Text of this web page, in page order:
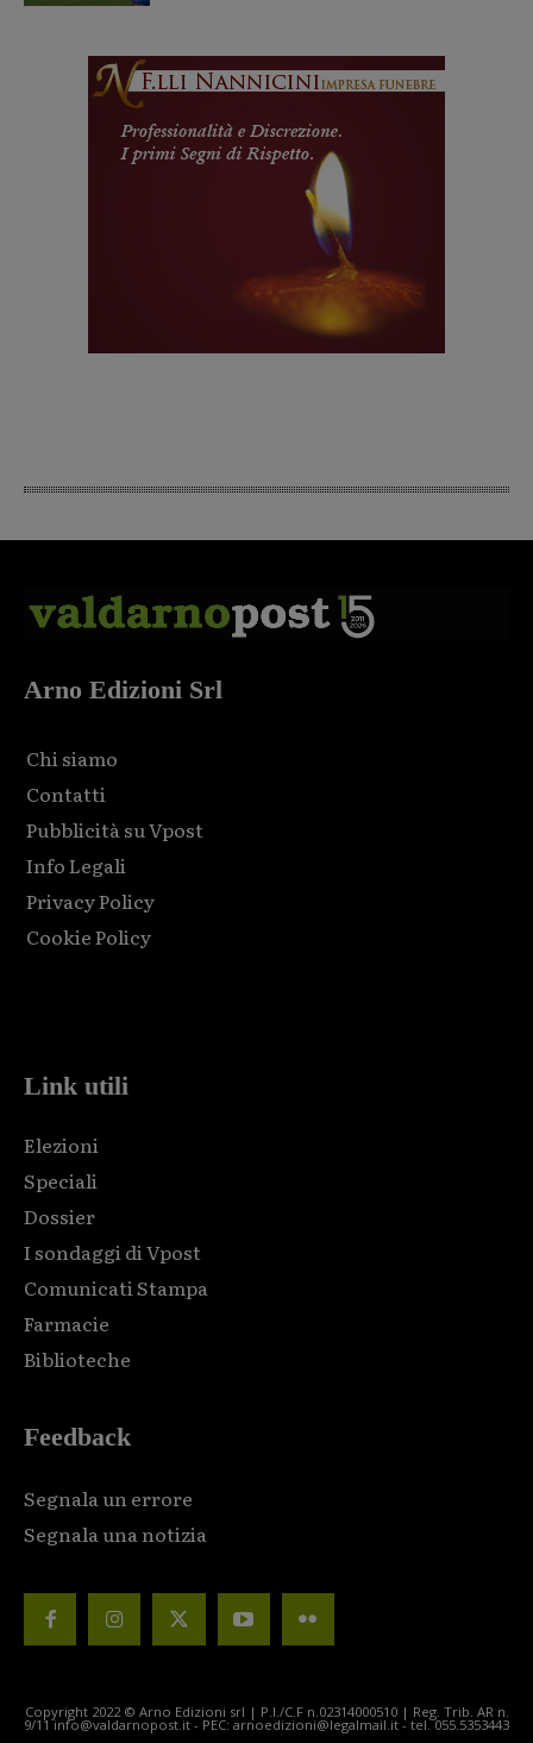
Arno Edizioni Srl
Chi siamo
Contatti
Pubblicità su Vpost
Info Legali
Privacy Policy
Cookie Policy
Link utili
Elezioni
Speciali
Dossier
I sondaggi di Vpost
Comunicati Stampa
Farmacie
Biblioteche
Feedback
Segnala un errore
Segnala una notizia
Copyright 2022 © Arno Edizioni srl | P.I./C.F n.02314000510 | Reg. Trib. AR n.
9/11 info@valdarnopost.it - PEC: arnoedizioni@legalmail.it - tel. 055.5353443